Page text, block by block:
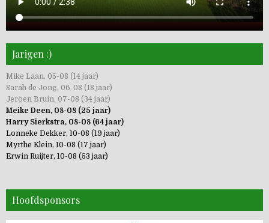
Jarigen :)
Mike Laan, 05-08 (14 jaar)
Sarah de Jong, 06-08 (18 jaar)
Jeroen Bruin, 07-08 (34 jaar)
Meike Deen, 08-08 (25 jaar)
Harry Sierkstra, 08-08 (64 jaar)
Lonneke Dekker, 10-08 (19 jaar)
Myrthe Klein, 10-08 (17 jaar)
Erwin Ruijter, 10-08 (53 jaar)
Hoofdsponsors